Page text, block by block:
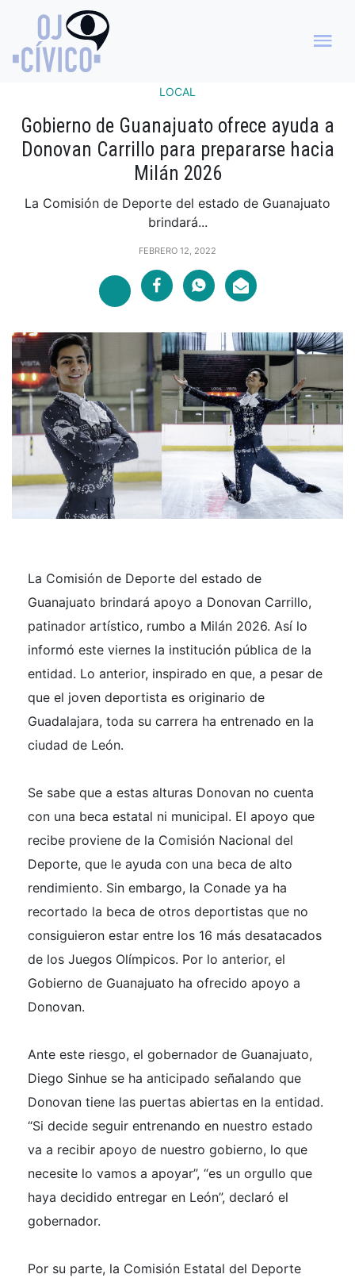
LOCAL
Gobierno de Guanajuato ofrece ayuda a
Donovan Carrillo para prepararse hacia
Milán 2026
La Comisión de Deporte del estado de Guanajuato
brindará...
FEBRERO 12, 2022
La Comisión de Deporte del estado de
Guanajuato brindará apoyo a Donovan Carrillo,
patinador artístico, rumbo a Milán 2026. Así lo
informó este viernes la institución pública de la
entidad. Lo anterior, inspirado en que, a pesar de
que el joven deportista es originario de
Guadalajara, toda su carrera ha entrenado en la
ciudad de León.
Se sabe que a estas alturas Donovan no cuenta
con una beca estatal ni municipal. El apoyo que
recibe proviene de la Comisión Nacional del
Deporte, que le ayuda con una beca de alto
rendimiento. Sin embargo, la Conade ya ha
recortado la beca de otros deportistas que no
consiguieron estar entre los 16 más desatacados
de los Juegos Olímpicos. Por lo anterior, el
Gobierno de Guanajuato ha ofrecido apoyo a
Donovan.
Ante este riesgo, el gobernador de Guanajuato,
Diego Sinhue se ha anticipado señalando que
Donovan tiene las puertas abiertas en la entidad.
“Si decide seguir entrenando en nuestro estado
va a recibir apoyo de nuestro gobierno, lo que
necesite lo vamos a apoyar”, “es un orgullo que
haya decidido entregar en León”, declaró el
gobernador.
Por su parte, la Comisión Estatal del Deporte